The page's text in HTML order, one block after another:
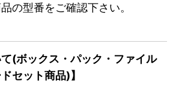
の型番をご確認下さい。
て(ボックス・パック・ファイル
セット商品)】